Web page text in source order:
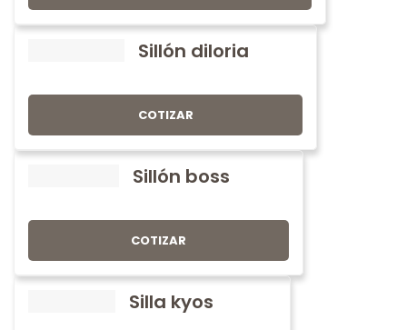
Sillón diloria
COTIZAR
Sillón boss
COTIZAR
Silla kyos